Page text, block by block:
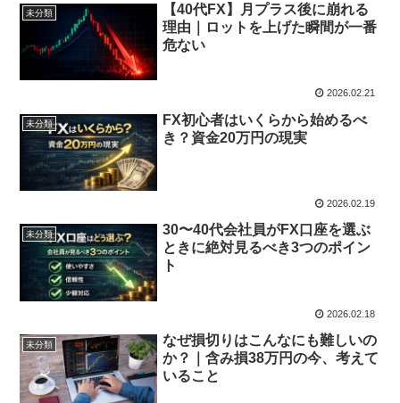
未分類
【40代FX】月プラス後に崩れる
理由｜ロットを上げた瞬間が一番
危ない
2026.02.21
未分類
FX初心者はいくらから始めるべ
き？資金20万円の現実
2026.02.19
未分類
30〜40代会社員がFX口座を選ぶ
ときに絶対見るべき3つのポイン
ト
2026.02.18
未分類
なぜ損切りはこんなにも難しいの
か？｜含み損38万円の今、考えて
いること